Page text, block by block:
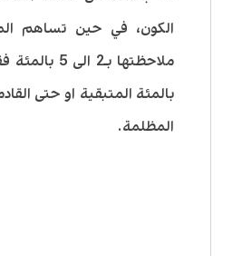
الكون، في حين تساهم
بالمئة المتبقية او حتى
المظلمة.